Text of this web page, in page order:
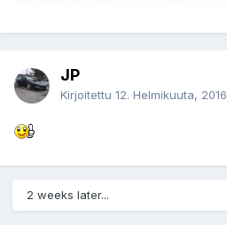
JP
Kirjoitettu 12. Helmikuuta, 2016
2 weeks later...